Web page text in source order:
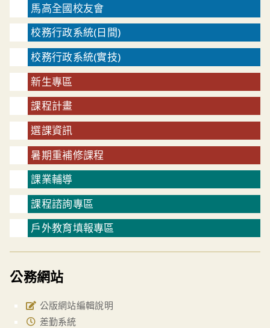
馬高全國校友會
校務行政系統(日間)
校務行政系統(實技)
新生專區
課程計畫
選課資訊
暑期重補修課程
課業輔導
課程諮詢專區
戶外教育填報專區
公務網站
公版網站編輯說明
差勤系統